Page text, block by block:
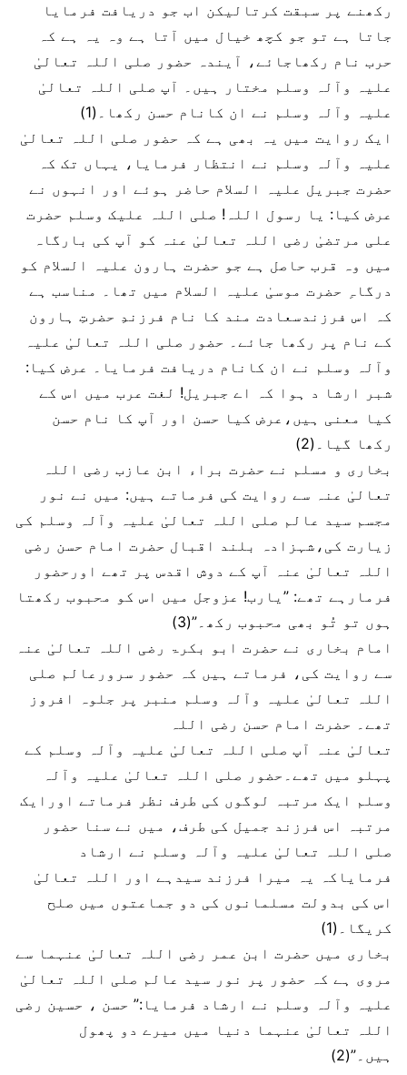
رکھنے پر سبقت کرتالیکن اب جو دریافت فرمایا
جاتا ہے تو جو کچھ خیال میں آتا ہے وہ یہ ہے کہ
حرب نام رکھاجائے، آیندہ حضور صلی اللہ تعالیٰ
علیہ وآلہ وسلم مختار ہیں۔ آپ صلی اللہ تعالیٰ
علیہ وآلہ وسلم نے ان کانام حسن رکھا۔(1)
ایک روایت میں یہ بھی ہے کہ حضور صلی اللہ تعالیٰ
علیہ وآلہ وسلم نے انتظار فرمایا، یہاں تک کہ
حضرت جبریل علیہ السلام حاضر ہوئے اور انہوں نے
عرض کیا: یا رسول اللہ! صلی اللہ علیک وسلم حضرت
علی مرتضیٰ رضی اللہ تعالیٰ عنہ کو آپ کی بارگاہ
میں وہ قرب حاصل ہے جو حضرت ہارون علیہ السلام کو
درگاہِ حضرت موسیٰ علیہ السلام میں تھا۔ مناسب ہے
کہ اس فرزندسعادت مند کا نام فرزندِ حضرتِ ہارون
کے نام پر رکھا جائے۔ حضور صلی اللہ تعالیٰ علیہ
وآلہ وسلم نے ان کانام دریافت فرمایا۔ عرض کیا:
شبر ارشا د ہوا کہ اے جبریل! لغت عرب میں اس کے
کیا معنی ہیں،عرض کیا حسن اور آپ کا نام حسن
رکھا گیا۔(2)
بخاری و مسلم نے حضرت براء ابن عازب رضی اللہ
تعالیٰ عنہ سے روایت کی فرماتے ہیں: میں نے نور
مجسم سید عالم صلی اللہ تعالیٰ علیہ وآلہ وسلم کی
زیارت کی،شہزادہ بلند اقبال حضرت امام حسن رضی
اللہ تعالیٰ عنہ آپ کے دوش اقدس پر تھے اورحضور
فرمارہے تھے: ”یارب! عزوجل میں اس کو محبوب رکھتا
ہوں تو تُو بھی محبوب رکھ۔”(3)
امام بخاری نے حضرت ابو بکرۃ رضی اللہ تعالیٰ عنہ
سے روایت کی، فرماتے ہیں کہ حضور سرورعالم صلی
اللہ تعالیٰ علیہ وآلہ وسلم منبر پر جلوہ افروز
تھے۔ حضرت امام حسن رضی اللہ
تعالیٰ عنہ آپ صلی اللہ تعالیٰ علیہ وآلہ وسلم کے
پہلو میں تھے۔حضور صلی اللہ تعالیٰ علیہ وآلہ
وسلم ایک مرتبہ لوگوں کی طرف نظر فرماتے اورایک
مرتبہ اس فرزند جمیل کی طرف، میں نے سنا حضور
صلی اللہ تعالیٰ علیہ وآلہ وسلم نے ارشاد
فرمایاکہ یہ میرا فرزند سیدہے اور اللہ تعالیٰ
اس کی بدولت مسلمانوں کی دو جماعتوں میں صلح
کریگا۔(1)
بخاری میں حضرت ابن عمر رضی اللہ تعالیٰ عنہما سے
مروی ہے کہ حضور پر نور سید عالم صلی اللہ تعالیٰ
علیہ وآلہ وسلم نے ارشاد فرمایا:” حسن ، حسین رضی
اللہ تعالیٰ عنہما دنیا میں میرے دو پھول
ہیں۔”(2)